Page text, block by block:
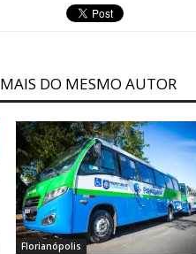
MAIS DO MESMO AUTOR
Florianópolis